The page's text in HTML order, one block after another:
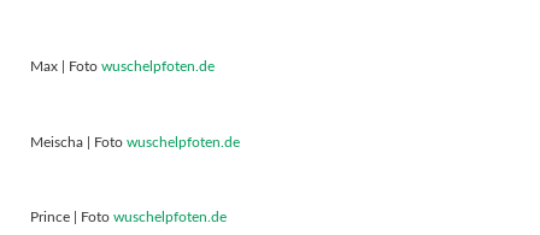
Max | Foto wuschelpfoten.de
Meischa | Foto wuschelpfoten.de
Prince | Foto wuschelpfoten.de